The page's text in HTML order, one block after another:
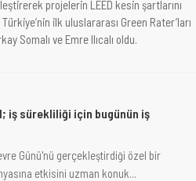
projelerin LEED kesin şartlarını
ilk uluslararası Green Rater’ları
Somalı ve Emre Ilıcalı oldu.
iş sürekliliği için bugünün iş
Günü'nü gerçekleştirdiği özel bir
etkisini uzman konuk...